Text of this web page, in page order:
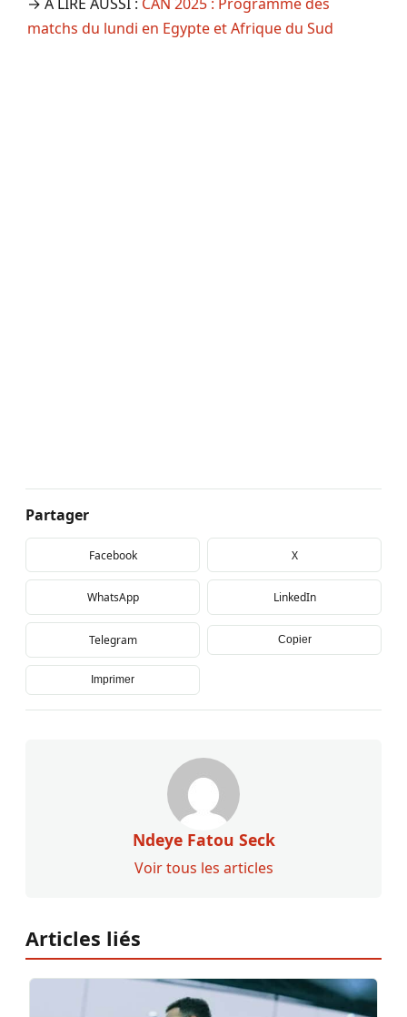
matchs du lundi en Egypte et Afrique du Sud
Partager
Facebook X
WhatsApp LinkedIn
Telegram Copier
Imprimer
Ndeye Fatou Seck
Voir tous les articles
Articles liés